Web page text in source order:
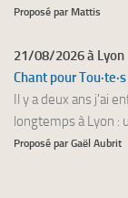
Proposé par Mattis
21/08/2026 à Lyon
Chant pour
Il y a deux ans j'ai
longtemps à Lyon :
Proposé par Gaël Aubrit